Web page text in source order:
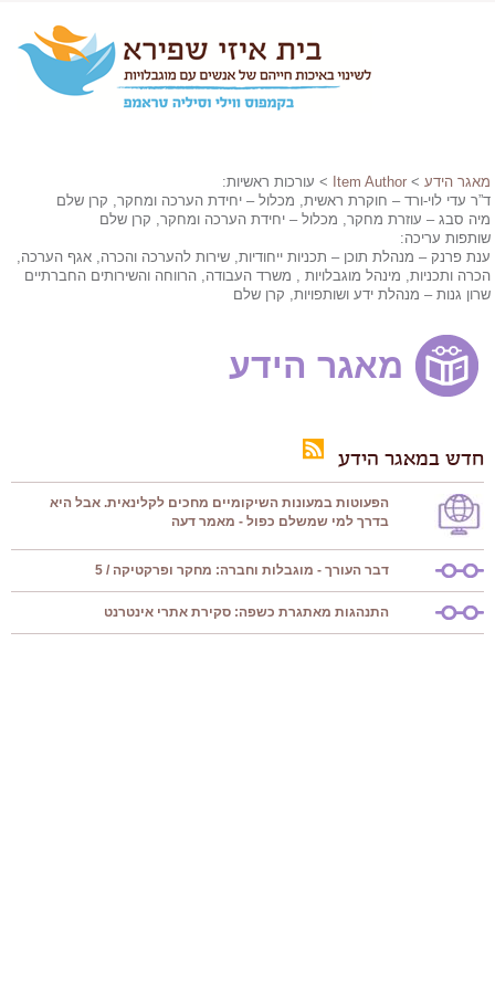
מאגר הידע >
Item Author > עורכות ראשיות:
ד”ר עדי לוי-ורד – חוקרת ראשית, מכלול – יחידת הערכה ומחקר, קרן שלם
מיה סבג – עוזרת מחקר, מכלול – יחידת הערכה ומחקר, קרן שלם
שותפות עריכה:
ענת פרנק – מנהלת תוכן – תכניות ייחודיות, שירות להערכה והכרה, אגף הערכה,
הכרה ותכניות, מינהל מוגבלויות , משרד העבודה, הרווחה והשירותים החברתיים
שרון גנות – מנהלת ידע ושותפויות, קרן שלם
מאגר הידע
חדש במאגר הידע
הפעוטות במעונות השיקומיים מחכים לקלינאית. אבל היא
בדרך למי שמשלם כפול - מאמר דעה
דבר העורך - מוגבלות וחברה: מחקר ופרקטיקה / 5
התנהגות מאתגרת כשפה: סקירת אתרי אינטרנט